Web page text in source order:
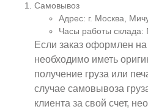
Самовывоз
Адрес: г. Москва,
Часы работы склада:
Если заказ оформлен
необходимо иметь
получение груза или
случае самовывоза
клиента за свой счет,